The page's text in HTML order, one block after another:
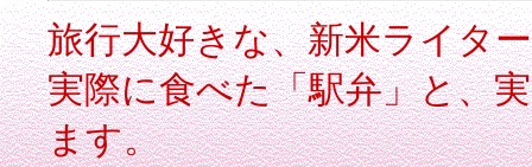
旅行大好きな、新米ライタ
実際に食べた「駅弁」と、
ます。